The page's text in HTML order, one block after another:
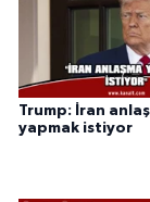
Trump: İran
yapmak istiyor